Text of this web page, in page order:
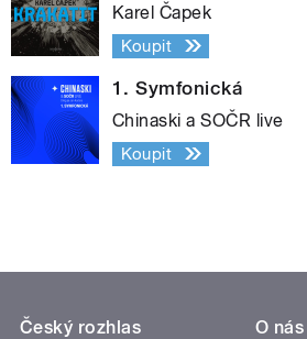
Karel Čapek
Koupit
1. Symfonická
Chinaski a SOČR live
Koupit
Český rozhlas
O nás